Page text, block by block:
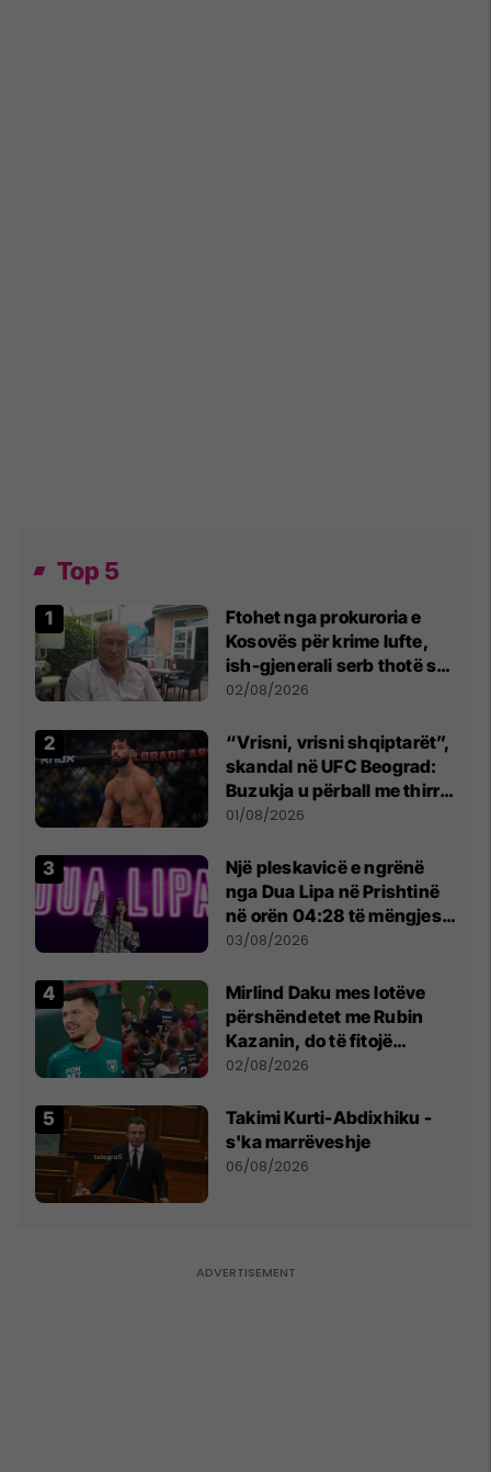
Top 5
Ftohet nga prokuroria e
Kosovës për krime lufte,
ish-gjenerali serb thotë se
dikush e tradhtoi në
02/08/2026
“Vrisni, vrisni shqiptarët”,
skandal në UFC Beograd:
Buzukja u përball me thirrje
anti-shqiptare nga
01/08/2026
Një pleskavicë e ngrënë
nga Dua Lipa në Prishtinë
në orën 04:28 të mëngjesit
- dhe bota digjitale serbe
03/08/2026
Mirlind Daku mes lotëve
përshëndetet me Rubin
Kazanin, do të fitojë
miliona te Spartak Moska
02/08/2026
Takimi Kurti-Abdixhiku -
s'ka marrëveshje
06/08/2026